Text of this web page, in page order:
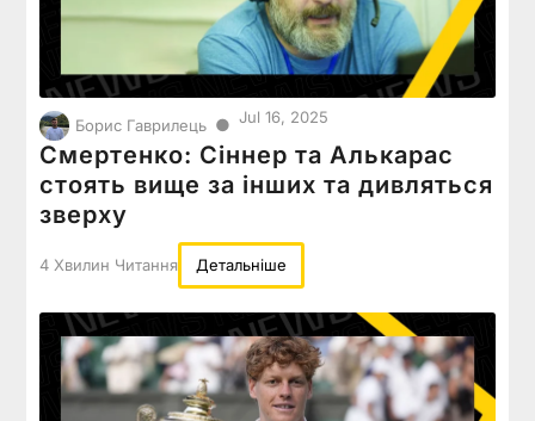
Борис Гаврилець ● Jul 16, 2025
Смертенко: Сіннер та Алькарас
стоять вище за інших та дивляться
зверху
4 Хвилин Читання Детальніше